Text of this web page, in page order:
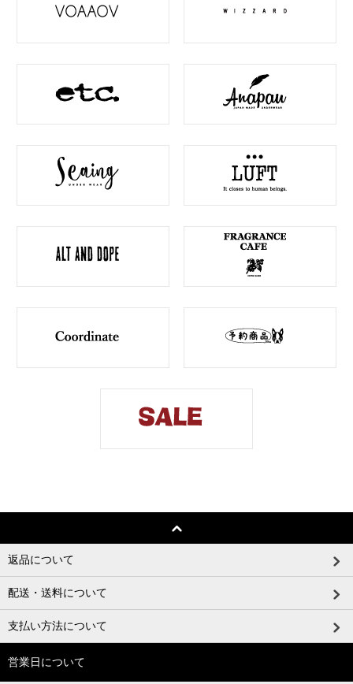
返品について
配送・送料について
支払い方法について
営業日について